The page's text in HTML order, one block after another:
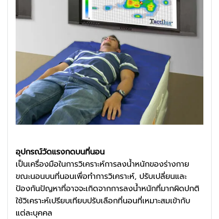
อุปกรณ์วัดแรงกดบนที่นอน
เป็นเครื่องมือในการวิเคราะห์การลงน้ำหนักของร่างกาย
ขณะนอนบนที่นอนเพื่อทำการวิเคราะห์, ปรับเปลี่ยนและ
ป้องกันปัญหาที่อาจจะเกิดจากการลงน้ำหนักที่มากผิดปกติ
ใช้วิเคราะห์เปรียบเทียบปรับเลือกที่นอนที่เหมาะสมเข้ากับ
แต่ละบุคคล